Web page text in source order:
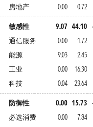
房地产 0.00 0.72
敏感性 9.07 44.10
通信服务
0.00 1.72
能源
9.03 2.45
工业
0.00 16.30
科技
0.04 23.64
防御性 0.00 15.73
必选消费
0.00 7.84